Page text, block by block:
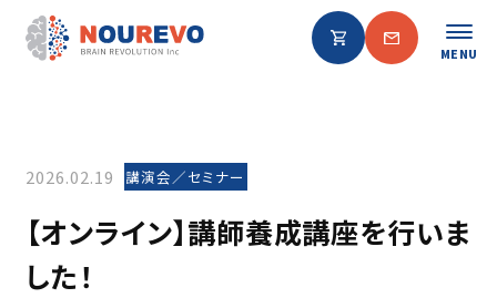
MENU
2026.02.19 講演会／セミナー
【オンライン】講師養成講座を行いま
した！